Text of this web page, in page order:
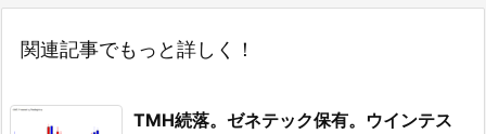
関連記事でもっと詳しく！
TMH続落。ゼネテック保有。ウインテス